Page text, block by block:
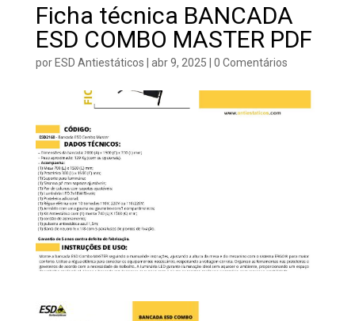
Ficha técnica BANCADA
ESD COMBO MASTER PDF
porESD Antiestáticos | abr 9, 2025 | 0 Comentários